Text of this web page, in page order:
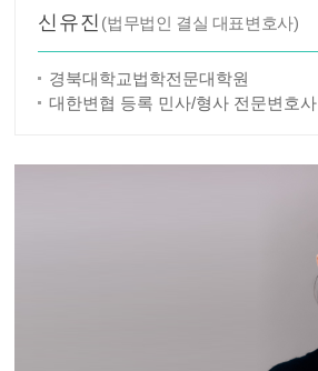
신유진 (법무법인 결실 대표변호사)
경북대학교법학전문대학원
대한변협 등록 민사/형사 전문변호사